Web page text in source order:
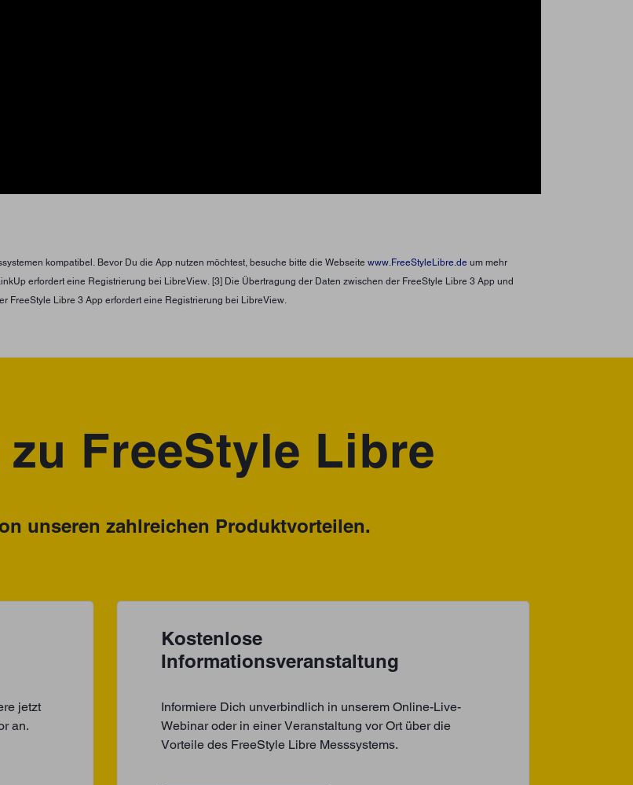
kompatibel. Bevor Du die App nutzen möchtest, besuche bitte die Webseite www.FreeStyleLibre.de um mehr
erfordert eine Registrierung bei LibreView. [3] Die Übertragung der Daten zwischen der FreeStyle Libre 3 App und
FreeStyle Libre 3 App erfordert eine Registrierung bei LibreView.
zu FreeStyle Libre
unseren zahlreichen Produktvorteilen.
jetzt
an.
Kostenlose
Informationsveranstaltung
Informiere Dich unverbindlich in unserem Online-Live-
Webinar oder in einer Veranstaltung vor Ort über die
Vorteile des FreeStyle Libre Messsystems.